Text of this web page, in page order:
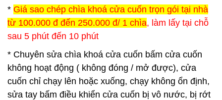
* Giá sao chép chìa khoá cửa cuốn trọn gói tại nhà
từ 100.000 đ đến 250.000 đ/ 1 chìa, làm lấy tại chỗ
sau 5 phút đến 10 phút
* Chuyên sửa chìa khoá cửa cuốn bấm cửa cuốn
không hoạt động ( không đóng / mở được), cửa
cuốn chỉ chạy lên hoặc xuống, chạy không ổn định,
sửa tay bấm điều khiển cửa cuốn bị vô nước, bị rớt